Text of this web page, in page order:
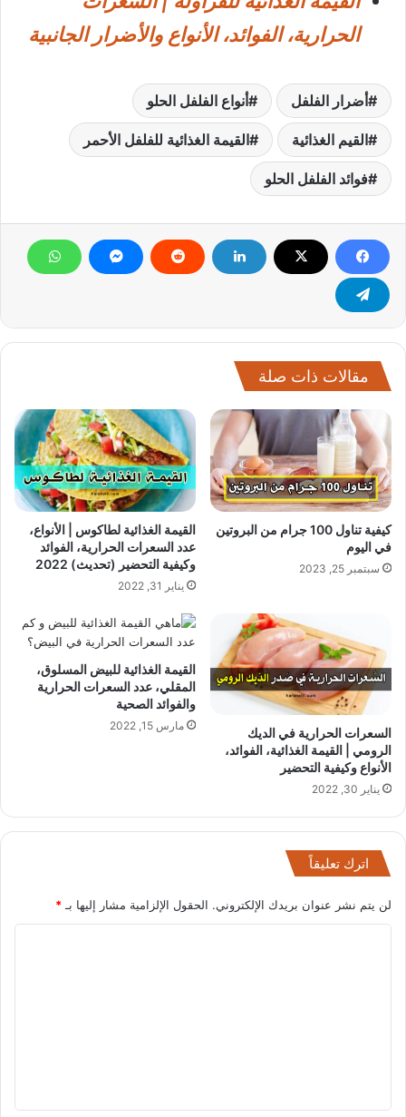
الحرارية، الفوائد، الأنواع والأضرار الجانبية
أضرار الفلفل أنواع الفلفل الحلو
القيم الغذائية القيمة الغذائية للفلفل الأحمر
فوائد الفلفل الحلو
مقالات ذات صلة
كيفية تناول 100 جرام من البروتين
في اليوم
سبتمبر 25, 2023
القيمة الغذائية لطاكوس | الأنواع،
عدد السعرات الحرارية، الفوائد
وكيفية التحضير (تحديث) 2022
يناير 31, 2022
السعرات الحرارية في الديك
الرومي | القيمة الغذائية، الفوائد،
الأنواع وكيفية التحضير
يناير 30, 2022
القيمة الغذائية للبيض المسلوق،
المقلي، عدد السعرات الحرارية
والفوائد الصحية
مارس 15, 2022
اترك تعليقاً
لن يتم نشر عنوان بريدك الإلكتروني. الحقول الإلزامية مشار إليها بـ*